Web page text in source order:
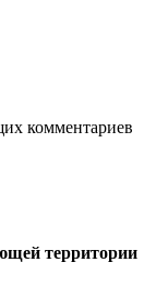
комментариев
территории